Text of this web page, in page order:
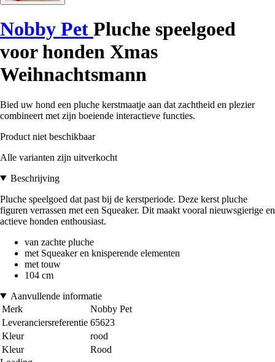
Nobby Pet Pluche speelgoed
voor honden Xmas
Weihnachtsmann
Bied uw hond een pluche kerstmaatje aan dat zachtheid en plezier
combineert met zijn boeiende interactieve functies.
Product niet beschikbaar
Alle varianten zijn uitverkocht
Beschrijving
Pluche speelgoed dat past bij de kerstperiode. Deze kerst pluche
figuren verrassen met een Squeaker. Dit maakt vooral nieuwsgierige en
actieve honden enthousiast.
van zachte pluche
met Squeaker en knisperende elementen
met touw
104 cm
Aanvullende informatie
Merk
Nobby Pet
Leveranciersreferentie 65623
Kleur
rood
Kleur
Rood